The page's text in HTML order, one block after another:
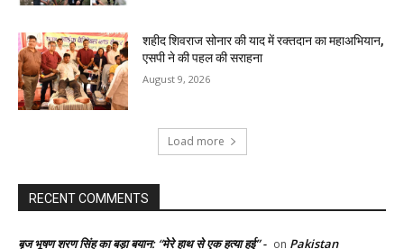
शहीद शिवराज सोनार की याद में रक्तदान का महाअभियान,
एसपी ने की पहल की सराहना
August 9, 2026
Load more
RECENT COMMENTS
बृज भूषण शरण सिंह का बड़ा बयान: “मेरे हाथ से एक हत्या हुई” - on Pakistan